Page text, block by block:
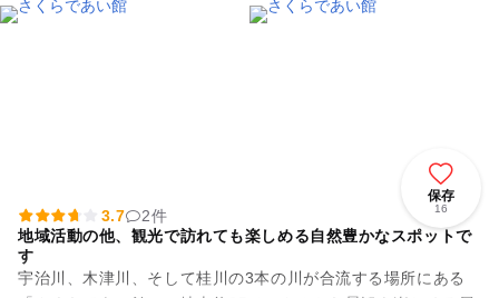
保存
16
3.7
2件
地域活動の他、観光で訪れても楽しめる自然豊かなスポットで
す
宇治川、木津川、そして桂川の3本の川が合流する場所にある